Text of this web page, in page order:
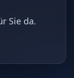
Sie da.